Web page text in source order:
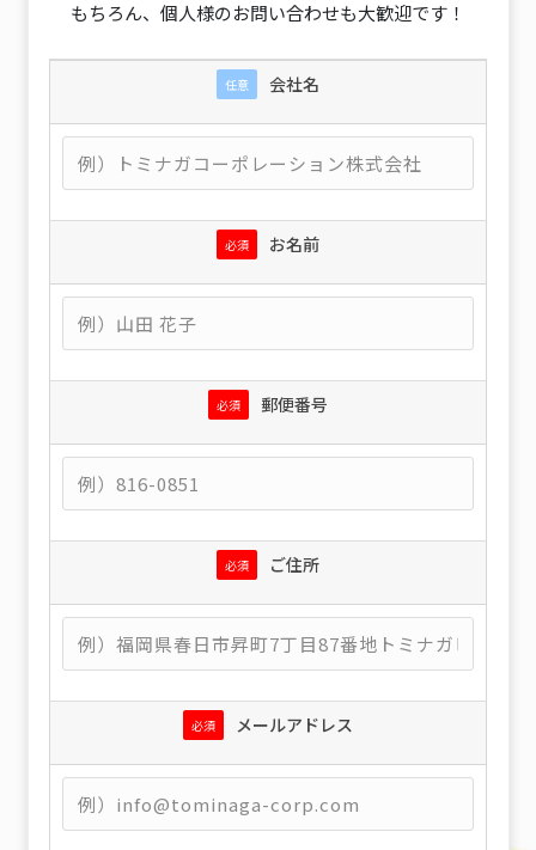
もちろん、個人様のお問い合わせも大歓迎です！
任意 会社名
必須 お名前
必須 郵便番号
必須 ご住所
必須 メールアドレス